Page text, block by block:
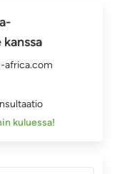
africa.com
kuluessa!